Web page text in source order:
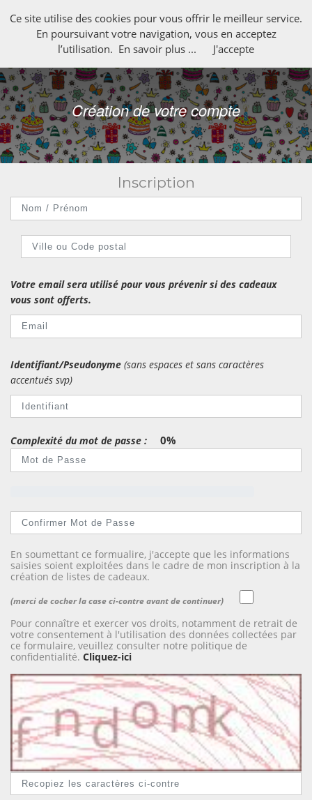
Création de votre compte
Inscription
Votre email sera utilisé pour vous prévenir si des cadeaux
vous sont offerts.
Identifiant/Pseudonyme (sans espaces et sans caractères
accentués svp)
Complexité du mot de passe : 0%
En soumettant ce formualire, j'accepte que les informations
saisies soient exploitées dans le cadre de mon inscription à la
création de listes de cadeaux.
(merci de cocher la case ci-contre avant de continuer)
Pour connaître et exercer vos droits, notamment de retrait de
votre consentement à l'utilisation des données collectées par
ce formulaire, veuillez consulter notre politique de
confidentialité. Cliquez-ici
Ce site utilise des cookies pour vous offrir le meilleur service.
En poursuivant votre navigation, vous en acceptez
l’utilisation. En savoir plus ... J'accepte